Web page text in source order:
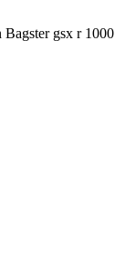
Bagster gsx r 1000